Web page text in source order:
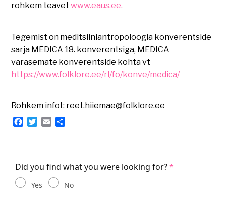
rohkem teavetwww.eaus.ee.
Tegemist on meditsiiniantropoloogia konverentside
sarja MEDICA 18. konverentsiga, MEDICA
varasemate konverentside kohta vt
https://www.folklore.ee/rl/fo/konve/medica/
Rohkem infot: reet.hiiemae@folklore.ee
Facebook
Twitter
Email
Did you find what you were looking for?
Yes No